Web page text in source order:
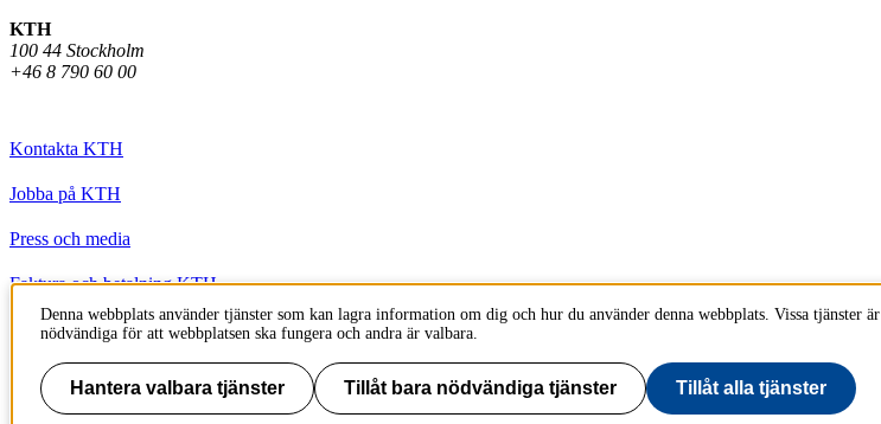
KTH
100 44 Stockholm
+46 8 790 60 00
Kontakta KTH
Jobba på KTH
Press och media
Faktura och betalning KTH
Om KTH:s webbplatser
Tillgänglighetsredogörelse
Denna webbplats använder tjänster som kan lagra information om dig och hur du använder denna webbplats. Vissa tjänster är
nödvändiga för att webbplatsen ska fungera och andra är valbara.
Hantera valbara tjänster Tillåt bara nödvändiga tjänster Tillåt alla tjänster